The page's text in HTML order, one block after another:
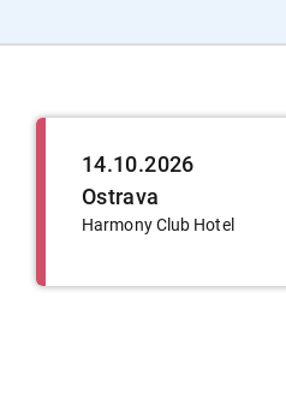
14.10.2026
Ostrava
Harmony Club Hotel